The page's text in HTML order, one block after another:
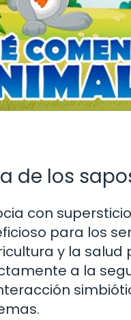
de los
con
para los
y la salud
a la